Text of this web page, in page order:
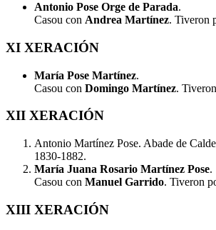
Antonio Pose Orge de Parada.
Casou con Andrea Martínez. Tiveron
XI XERACIÓN
María Pose Martínez.
Casou con Domingo Martínez.
XII XERACIÓN
Antonio Martínez Pose. Abade de
1830-1882.
María Juana Rosario Martínez Pose.
Casou con Manuel Garrido. Tiveron
XIII XERACIÓN